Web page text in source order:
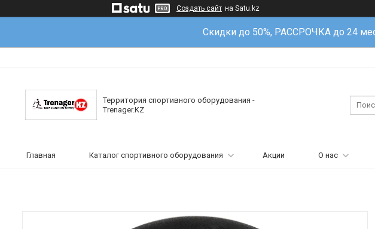
Создать сайт на Satu.kz
Скидки до 50%, РАССРОЧКА до 24
Территория спортивного оборудования -
Trenager.KZ
Главная Каталог спортивного оборудования Акции О нас